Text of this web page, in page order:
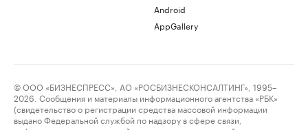
Android
AppGallery
© ООО «БИЗНЕСПРЕСС», АО «РОСБИЗНЕСКОНСАЛТИНГ», 1995–
2026. Сообщения и материалы информационного агентства «РБК»
(свидетельство о регистрации средства массовой информации
выдано Федеральной службой по надзору в сфере связи,